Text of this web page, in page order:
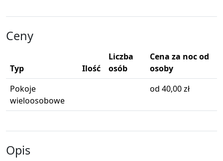
Ceny
Typ Ilość
Liczba
osób
Cena za noc od
osoby
Pokoje
wieloosobowe
od 40,00 zł
Opis